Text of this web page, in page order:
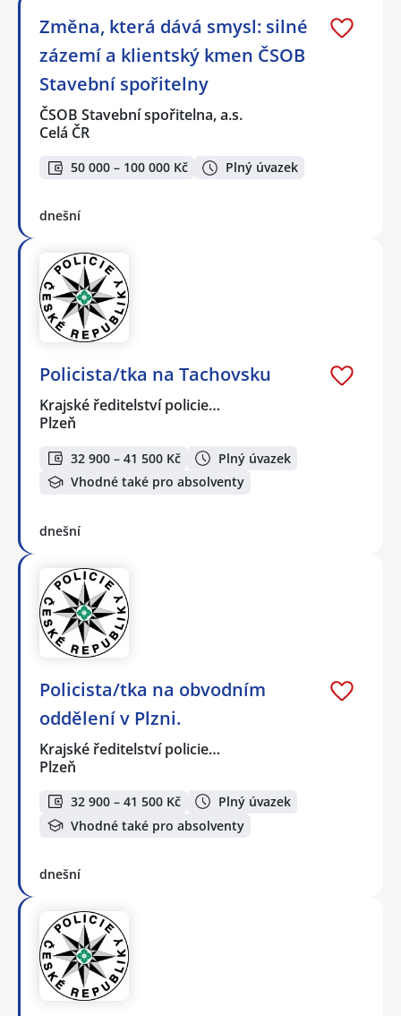
Změna, která dává smysl: silné
zázemí a klientský kmen ČSOB
Stavební spořitelny
ČSOB Stavební spořitelna, a.s.
Celá ČR
50 000 – 100 000 Kč Plný úvazek
dnešní
Policista/tka na Tachovsku
Krajské ředitelství policie…
Plzeň
32 900 – 41 500 Kč
Plný úvazek
Vhodné také pro absolventy
dnešní
Policista/tka na obvodním
oddělení v Plzni.
Krajské ředitelství policie…
Plzeň
32 900 – 41 500 Kč
Plný úvazek
Vhodné také pro absolventy
dnešní